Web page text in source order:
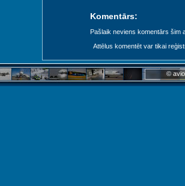
Komentārs:
Pašlaik neviens komentārs šim
Attēlus komentēt var tikai
©